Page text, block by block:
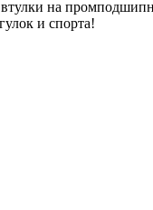
на
и спорта!